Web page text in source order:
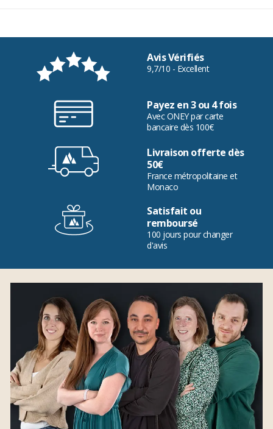
Avis Vérifiés
9,7/10 - Excellent
Payez en 3 ou 4 fois
Avec ONEY par carte
bancaire dès 100€
Livraison offerte dès
50€
France métropolitaine et
Monaco
Satisfait ou
remboursé
100 jours pour changer
d'avis